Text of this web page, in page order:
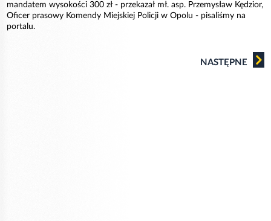
mandatem wysokości 300 zł - przekazał mł. asp. Przemysław Kędzior,
Oficer prasowy Komendy Miejskiej Policji w Opolu - pisaliśmy na
portalu.
NASTĘPNE